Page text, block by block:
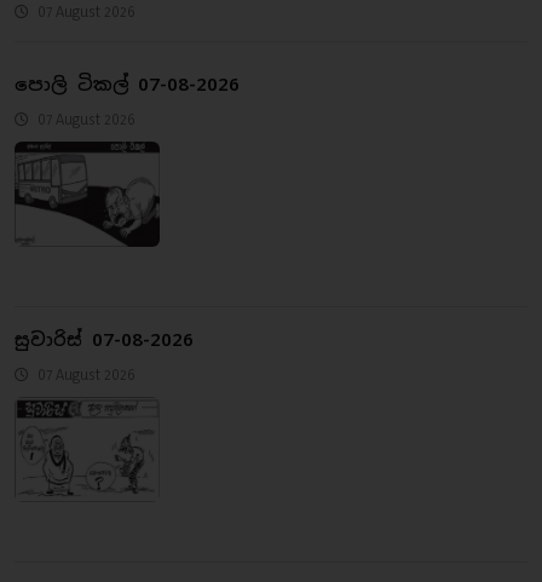
07 August 2026
පොලි ටිකල් 07-08-2026
07 August 2026
සුවාරිස් 07-08-2026
07 August 2026